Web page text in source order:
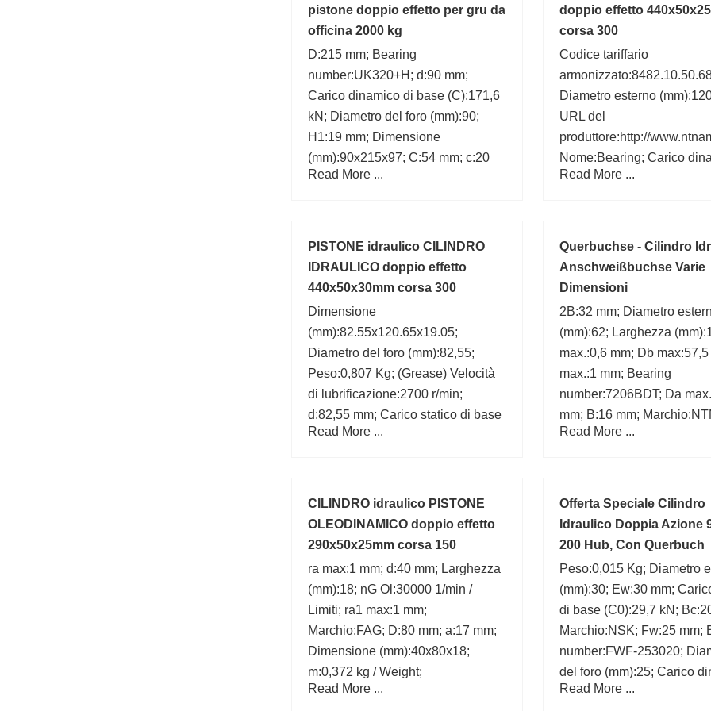
pistone doppio effetto per gru da
officina 2000 kg
D:215 mm; Bearing
number:UK320+H; d:90 mm;
Carico dinamico di base (C):171,6
kN; Diametro del foro (mm):90;
H1:19 mm; Dimensione
(mm):90x215x97; C:54 mm; c:20
mm; B:97 mm;
Read More ...
doppio effetto
corsa 300
Codice tariffario
Diametro esterno
URL del
produttore:http://
Nome:Bearing; Carico
C:77 kN; Categoria:Single
mm; Alesaggio:1.772 Inch |
Larghezza (mm):29,000;
Read More ...
PISTONE idraulico CILINDRO
IDRAULICO doppio effetto
440x50x30mm corsa 300
Dimensione
(mm):82.55x120.65x19.05;
Diametro del foro (mm):82,55;
Peso:0,807 Kg; (Grease) Velocità
di lubrificazione:2700 r/min;
d:82,55 mm; Carico statico di base
(C0):28,3 kN; B:19,05 mm; C:19,05
Read More ...
Querbuchse - Cilindro
Anschweißbuchse Varie
Dimensioni
2B:32 mm; Diametro
(mm):62; Larghezza
max.:0,6 mm; Db max:57,5
max.:1 mm; Bearing
number:7206BDT; Da
mm; B:16 mm;
Read More ...
CILINDRO idraulico PISTONE
OLEODINAMICO doppio effetto
290x50x25mm corsa 150
ra max:1 mm; d:40 mm; Larghezza
(mm):18; nG Ol:30000 1/min /
Limiti; ra1 max:1 mm;
Marchio:FAG; D:80 mm; a:17 mm;
Dimensione (mm):40x80x18;
m:0,372 kg / Weight;
Read More ...
Offerta Speciale Cilindro
Idraulico Doppia Azione
200 Hub, Con Querbuch
Peso:0,015 Kg; Diametro
(mm):30; Ew:30 mm;
di base (C0):29,7 kN;
Marchio:NSK; Fw:25 mm;
number:FWF-253020;
del foro (mm):25; Carico
di base (C):18,8 kN;
Read More ...